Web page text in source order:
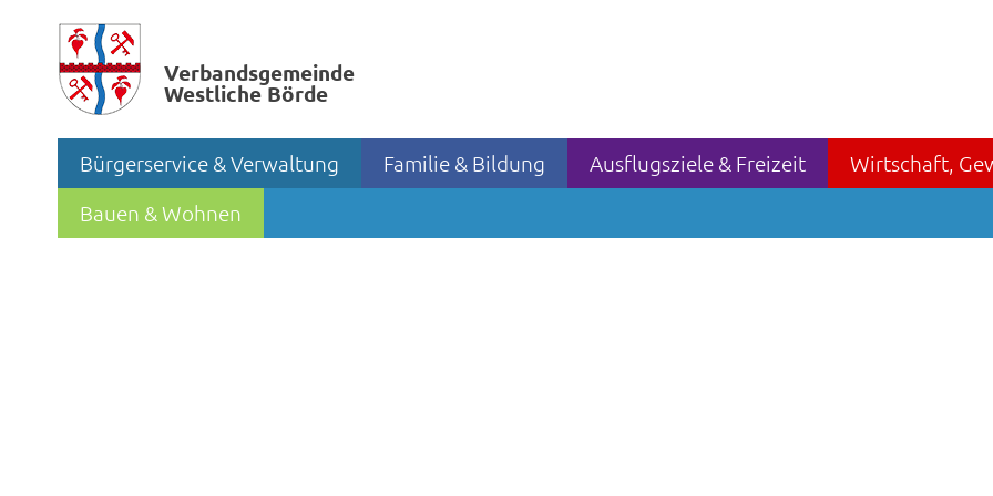
Verbands­gemeinde
Westliche Börde
Bürgerservice & Verwaltung Familie & Bildung Ausflugsziele & Freizeit
Wirtschaft,
Bauen & Wohnen